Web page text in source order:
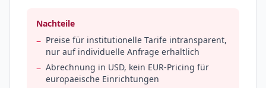
Nachteile
− Preise für institutionelle Tarife intransparent,
nur auf individuelle Anfrage erhaltlich
− Abrechnung in USD, kein EUR-Pricing für
europaeische Einrichtungen